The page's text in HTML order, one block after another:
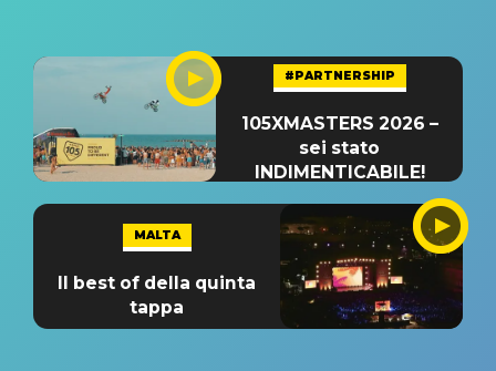
#PARTNERSHIP
105XMASTERS 2026 –
sei stato
INDIMENTICABILE!
MALTA
Il best of della quinta
tappa